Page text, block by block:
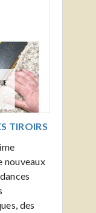
TIROIRS
nouveaux
des